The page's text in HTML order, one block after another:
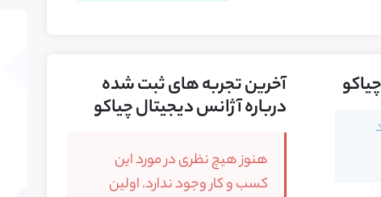
آخرین تجربه های ثبت شده
درباره آژانس دیجیتال چیاکو
هنوز هیچ نظری در مورد این
کسب و کار وجود ندارد. اولین